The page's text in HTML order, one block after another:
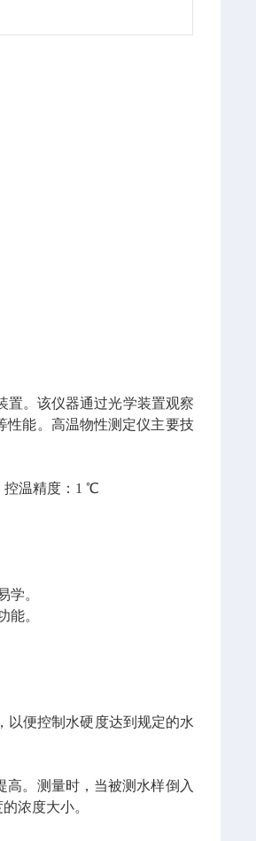
置。该仪器通过光学装置观察
性能。高温物性测定仪主要技
控温精度：1 ℃
学。
能。
以便控制水硬度达到规定的水
。测量时，当被测水样倒入
浓度大小。